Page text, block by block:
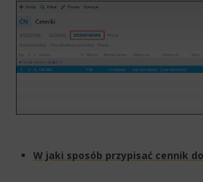
W jaki sposób przypisać cennik